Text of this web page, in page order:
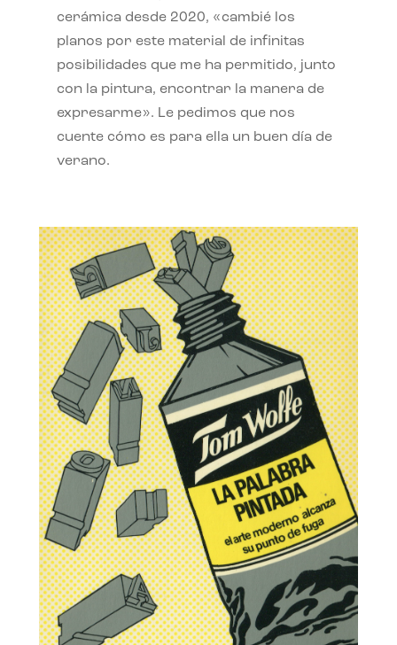
cerámica desde 2020, «cambié los
planos por este material de infinitas
posibilidades que me ha permitido, junto
con la pintura, encontrar la manera de
expresarme». Le pedimos que nos
cuente cómo es para ella un buen día de
verano.